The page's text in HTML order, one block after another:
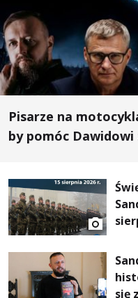
Pisarze na
by pomóc
się